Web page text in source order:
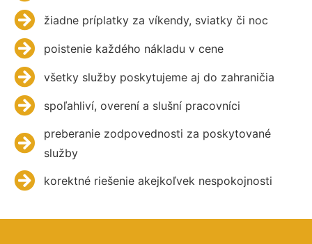
žiadne príplatky za víkendy, sviatky či noc
poistenie každého nákladu v cene
všetky služby poskytujeme aj do zahraničia
spoľahliví, overení a slušní pracovníci
preberanie zodpovednosti za poskytované
služby
korektné riešenie akejkoľvek nespokojnosti